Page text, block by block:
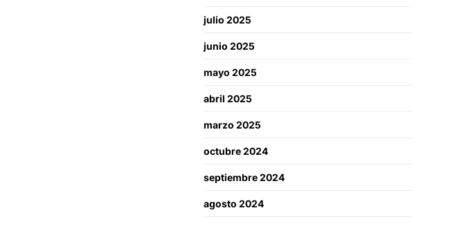
julio 2025
junio 2025
mayo 2025
abril 2025
marzo 2025
octubre 2024
septiembre 2024
agosto 2024